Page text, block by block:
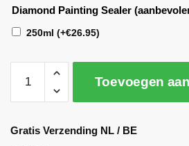
Diamond Painting Sealer
250ml (+€26.95)
Toevoegen
lGratis Verzending NL / BE